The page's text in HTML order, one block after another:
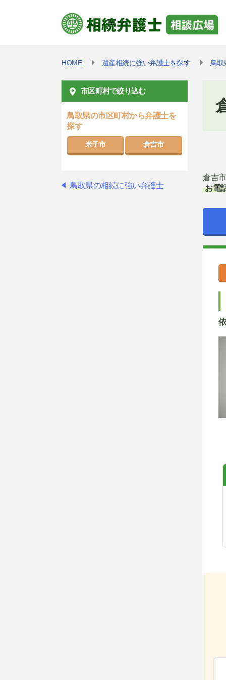
HOME 遺産相続に強い弁護士を探す 鳥取
倉吉
お電
市区町村で絞り込む
鳥取県の市区町村から弁護士を
探す
米子市 倉吉市
鳥取県の相続に強い弁護士